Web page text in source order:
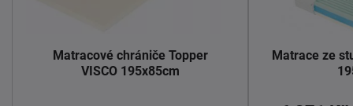
Matracové chrániče Topper
VISCO 195x85cm
Matrace ze